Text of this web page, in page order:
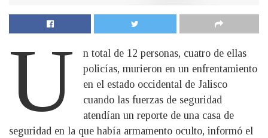
U
n total de 12 personas, cuatro de ellas
policías, murieron en un enfrentamiento
en el estado occidental de Jalisco
cuando las fuerzas de seguridad
atendían un reporte de una casa de
seguridad en la que había armamento oculto, informó el